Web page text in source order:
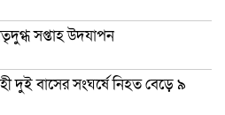
সপ্তাহ উদযাপন
দুই বাসের সংঘর্ষে নিহত বেড়ে ৯